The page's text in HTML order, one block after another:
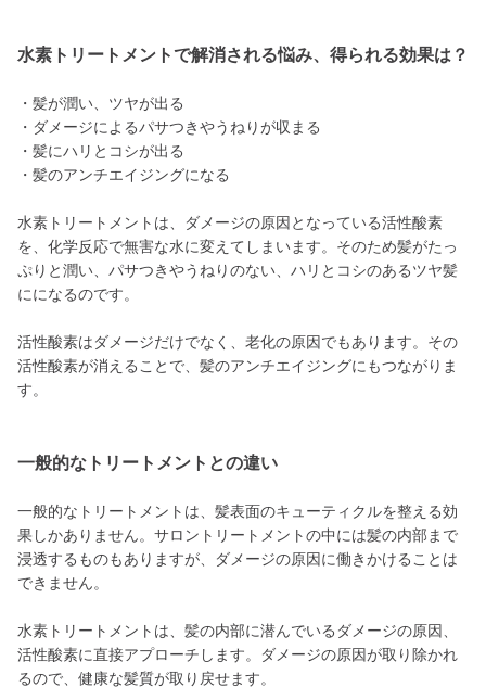
水素トリートメントで解消される悩み、得られる効果は？
・髪が潤い、ツヤが出る
・ダメージによるパサつきやうねりが収まる
・髪にハリとコシが出る
・髪のアンチエイジングになる
水素トリートメントは、ダメージの原因となっている活性酸素
を、化学反応で無害な水に変えてしまいます。そのため髪がたっ
ぷりと潤い、パサつきやうねりのない、ハリとコシのあるツヤ髪
にになるのです。
活性酸素はダメージだけでなく、老化の原因でもあります。その
活性酸素が消えることで、髪のアンチエイジングにもつながりま
す。
一般的なトリートメントとの違い
一般的なトリートメントは、髪表面のキューティクルを整える効
果しかありません。サロントリートメントの中には髪の内部まで
浸透するものもありますが、ダメージの原因に働きかけることは
できません。
水素トリートメントは、髪の内部に潜んでいるダメージの原因、
活性酸素に直接アプローチします。ダメージの原因が取り除かれ
るので、健康な髪質が取り戻せます。